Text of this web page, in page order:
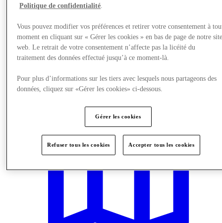
Politique de confidentialité.
Vous pouvez modifier vos préférences et retirer votre consentement à
moment en cliquant sur « Gérer les cookies » en bas de page de notre
web. Le retrait de votre consentement n’affecte pas la licéité du
traitement des données effectué jusqu’à ce moment-là.
Pour plus d’informations sur les tiers avec lesquels nous partageons des
données, cliquez sur «Gérer les cookies» ci-dessous.
Gérer les cookies
Refuser tous les cookies Accepter tous les cookies